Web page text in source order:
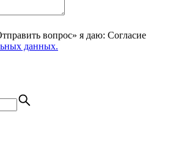
вопрос» я даю: Согласие
данных.